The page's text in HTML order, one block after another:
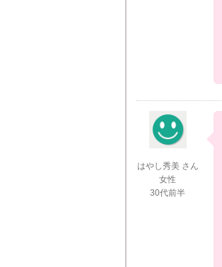
はやし秀美 さん
女性
30代前半